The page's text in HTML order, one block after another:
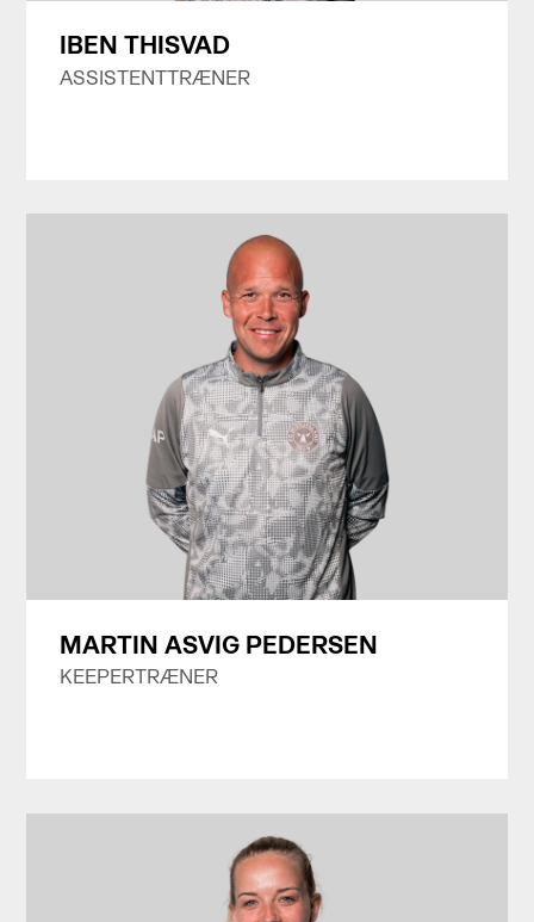
IBEN THISVAD
ASSISTENTTRÆNER
MARTIN ASVIG PEDERSEN
KEEPERTRÆNER